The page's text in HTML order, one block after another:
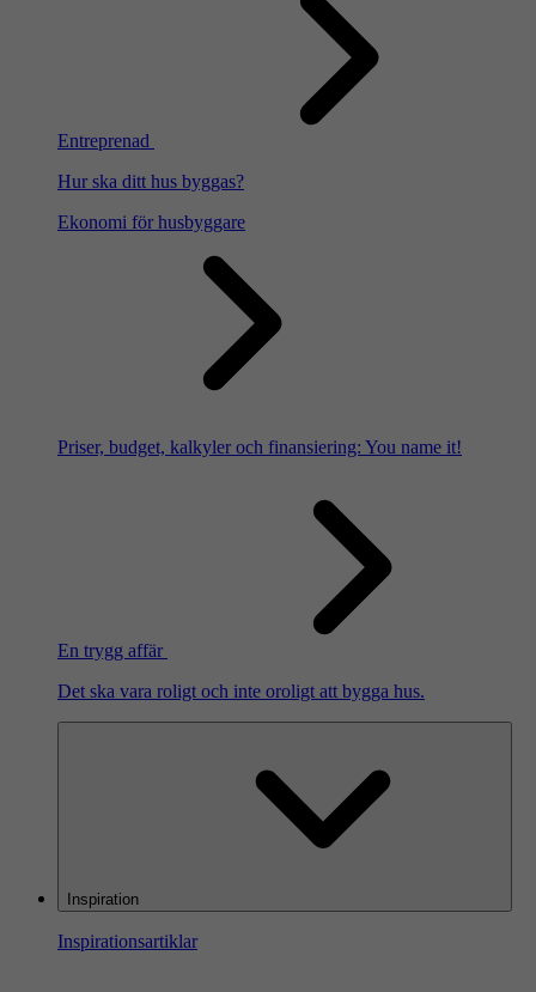
Entreprenad
Hur ska ditt hus byggas?
Ekonomi för husbyggare
Priser, budget, kalkyler och finansiering: You name it!
En trygg affär
Det ska vara roligt och inte oroligt att bygga hus.
Inspiration
Inspirationsartiklar